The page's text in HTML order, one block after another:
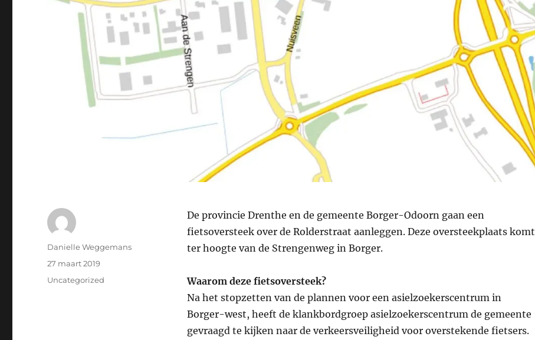
De provincie Drenthe en de gemeente Borger-Odoorn gaan een
fietsoversteek over de Rolderstraat aanleggen. Deze oversteekplaats komt
ter hoogte van de Strengenweg in Borger.
Waarom deze fietsoversteek?
Na het stopzetten van de plannen voor een asielzoekerscentrum in
Borger-west, heeft de klankbordgroep asielzoekerscentrum de gemeente
gevraagd te kijken naar de verkeersveiligheid voor overstekende fietsers.
Auteur
Danielle Weggemans
Geplaatst
27 maart 2019
Categorieën
Uncategorized